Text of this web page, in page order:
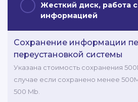
Жесткий диск, работа с
информацией
Сохранение информации
переустановкой системы
Указана стоимость сохранения
случае если сохранено менее
500 Mb.